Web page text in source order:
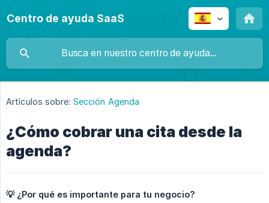
Centro de ayuda SaaS
Artículos sobre: Sección Agenda
¿Cómo cobrar una cita desde la
agenda?
💡 ¿Por qué es importante para tu negocio?